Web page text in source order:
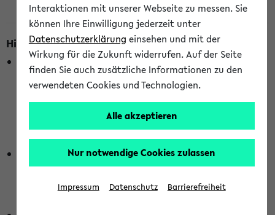
Hinweise zur Liste der Raumänderungen
In dieser Liste werden nur Veranstaltungstermine
berücksichtigt, die gerade oder innerhalb der nächsten 2
Stunden stattfinden. Berücksichtigt werden nur Termine,
wurden. Die Anzeige ist semesterübergreifend und nicht
abhängig vom im eKVV gewählten Semester.
Die hier gezeigte Liste von Raumänderungen kann nur
vollständig sein, wenn den Fakultäten von den Lehrenden
die Änderungen zeitnah mitgeteilt und diese Änderungen
Interaktionen mit unserer Webseite zu messen. Sie
können Ihre Einwilligung jederzeit unter
Datenschutzerklärung einsehen und mit der
Wirkung für die Zukunft widerrufen. Auf der Seite
finden Sie auch zusätzliche Informationen zu den
verwendeten Cookies und Technologien.
Alle akzeptieren
Nur notwendige Cookies zulassen
Impressum Datenschutz Barrierefreiheit